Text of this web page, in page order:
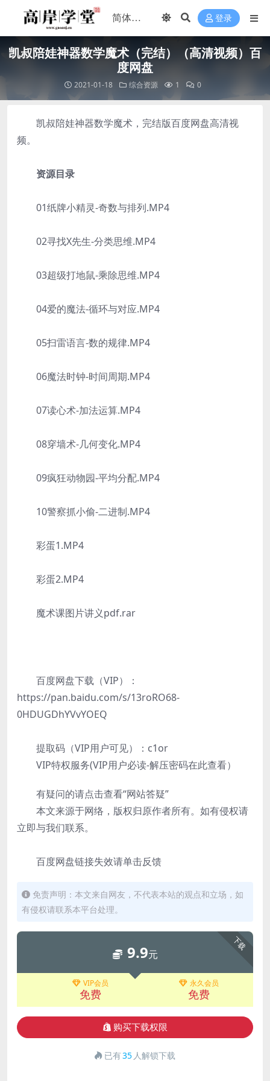
登录
凯叔陪娃神器数学魔术（完结）（高清视频）百
度网盘
2021-01-18 综合资源 1 0
凯叔陪娃神器数学魔术，完结版百度网盘高清视
频。
资源目录
01纸牌小精灵-奇数与排列.MP4
02寻找X先生-分类思维.MP4
03超级打地鼠-乘除思维.MP4
04爱的魔法-循环与对应.MP4
05扫雷语言-数的规律.MP4
06魔法时钟-时间周期.MP4
07读心术-加法运算.MP4
08穿墙术-几何变化.MP4
09疯狂动物园-平均分配.MP4
10警察抓小偷-二进制.MP4
彩蛋1.MP4
彩蛋2.MP4
魔术课图片讲义pdf.rar
百度网盘下载（VIP）：
https://pan.baidu.com/s/13roRO68-
0HDUGDhYVvYOEQ
提取码（VIP用户可见）：c1or
VIP特权服务(VIP用户必读-解压密码在此查看）
有疑问的请点击查看“网站答疑”
本文来源于网络，版权归原作者所有。如有侵权请
立即与我们联系。
百度网盘链接失效请单击反馈
免责声明：本文来自网友，不代表本站的观点和立场，如
有侵权请联系本平台处理。
下载
9.9元
VIP会员
免费
永久会员
免费
购买下载权限
已有35 人解锁下载